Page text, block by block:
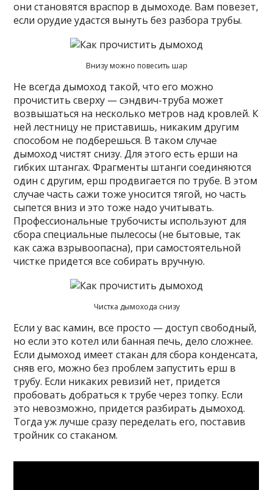
они становятся враспор в дымоходе. Вам повезет,
если орудие удастся вынуть без разбора трубы.
Внизу можно повесить шар
Не всегда дымоход такой, что его можно
прочистить сверху — сэндвич-труба может
возвышаться на несколько метров над кровлей. К
ней лестницу не приставишь, никаким другим
способом не подберешься. В таком случае
дымоход чистят снизу. Для этого есть ерши на
гибких штангах. Фрагменты штанги соединяются
один с другим, ерш продвигается по трубе. В этом
случае часть сажи тоже уносится тягой, но часть
сыпется вниз и это тоже надо учитывать.
Профессиональные трубочисты используют для
сбора специальные пылесосы (не бытовые, так
как сажа взрывоопасна), при самостоятельной
чистке придется все собирать вручную.
Чистка дымохода снизу
Если у вас камин, все просто — доступ свободный,
но если это котел или банная печь, дело сложнее.
Если дымоход имеет стакан для сбора конденсата,
сняв его, можно без проблем запустить ерш в
трубу. Если никаких ревизий нет, придется
пробовать добраться к трубе через топку. Если
это невозможно, придется разбирать дымоход.
Тогда уж лучше сразу переделать его, поставив
тройник со стаканом.